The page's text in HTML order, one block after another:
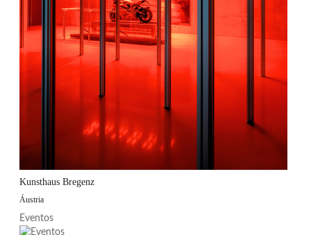
Kunsthaus Bregenz
Áustria
Eventos